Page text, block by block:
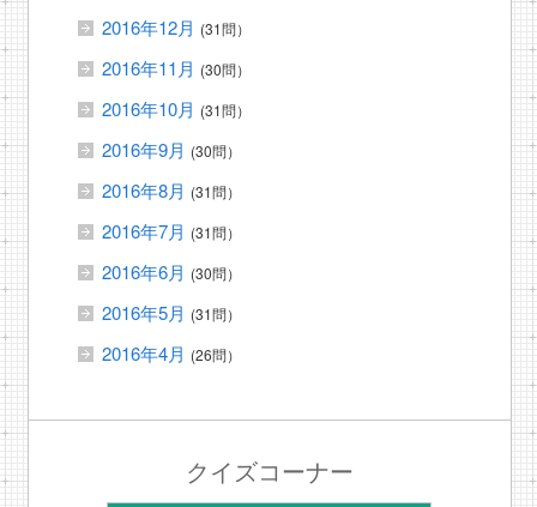
2016年12月 (31問）
2016年11月 (30問）
2016年10月 (31問）
2016年9月 (30問）
2016年8月 (31問）
2016年7月 (31問）
2016年6月 (30問）
2016年5月 (31問）
2016年4月 (26問）
クイズコーナー